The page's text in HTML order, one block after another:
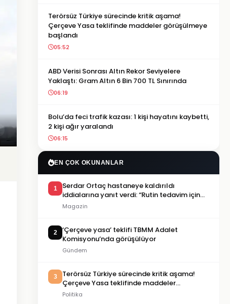
Terörsüz Türkiye sürecinde kritik aşama!
Çerçeve Yasa teklifinde maddeler görüşülmeye
başlandı
05:52
ABD Verisi Sonrası Altın Rekor Seviyelere
Yaklaştı: Gram Altın 6 Bin 700 TL Sınırında
06:19
Bolu’da feci trafik kazası: 1 kişi hayatını kaybetti,
2 kişi ağır yaralandı
06:15
EN ÇOK OKUNANLAR
1
Serdar Ortaç hastaneye kaldırıldı
iddialarına yanıt verdi: “Rutin tedavim için
buradayım”
Magazin
2
‘Çerçeve yasa’ teklifi TBMM Adalet
Komisyonu’nda görüşülüyor
Gündem
3
Terörsüz Türkiye sürecinde kritik aşama!
Çerçeve Yasa teklifinde maddeler
görüşülmeye başlandı
Politika